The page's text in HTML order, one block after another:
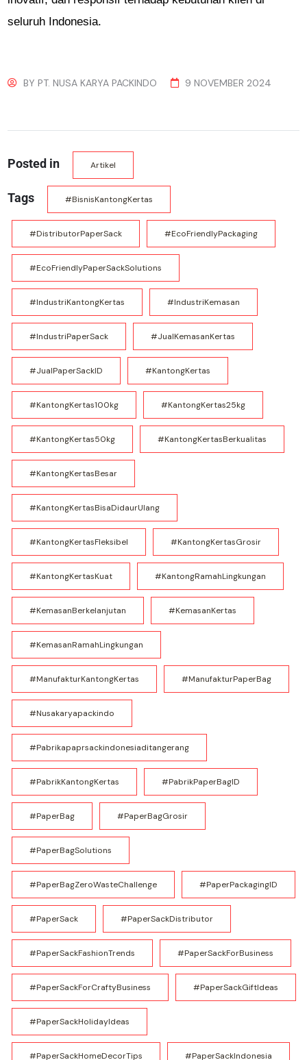
seluruh Indonesia.
BYPT. NUSA KARYA PACKINDO 9 NOVEMBER 2024
Posted in Artikel
Tags #BisnisKantongKertas
#DistributorPaperSack #EcoFriendlyPackaging
#EcoFriendlyPaperSackSolutions
#IndustriKantongKertas #IndustriKemasan
#IndustriPaperSack #JualKemasanKertas
#JualPaperSackID #KantongKertas
#KantongKertas100kg #KantongKertas25kg
#KantongKertas50kg #KantongKertasBerkualitas
#KantongKertasBesar
#KantongKertasBisaDidaurUlang
#KantongKertasFleksibel #KantongKertasGrosir
#KantongKertasKuat #KantongRamahLingkungan
#KemasanBerkelanjutan #KemasanKertas
#KemasanRamahLingkungan
#ManufakturKantongKertas #ManufakturPaperBag
#nusakaryapackindo
#pabrikapaprsackindonesiaditangerang
#PabrikKantongKertas #PabrikPaperBagID
#PaperBag #PaperBagGrosir
#PaperBagSolutions
#PaperBagZeroWasteChallenge #PaperPackagingID
#PaperSack #PaperSackDistributor
#PaperSackFashionTrends #PaperSackForBusiness
#PaperSackForCraftyBusiness #PaperSackGiftIdeas
#PaperSackHolidayIdeas
#PaperSackHomeDecorTips #PaperSackIndonesia